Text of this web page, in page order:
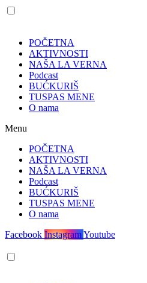
POČETNA
AKTIVNOSTI
NAŠA LA VERNA
Podcast
BUĆKURIŠ
TUSPAS MENE
O nama
Menu
POČETNA
AKTIVNOSTI
NAŠA LA VERNA
Podcast
BUĆKURIŠ
TUSPAS MENE
O nama
Facebook InstagramYoutube